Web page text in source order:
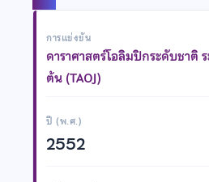
การแข่งขัน
ดาราศาสตร์โอลิมปิกระดับชา
ต้น (TAOJ)
ปี (พ.ศ.)
2552